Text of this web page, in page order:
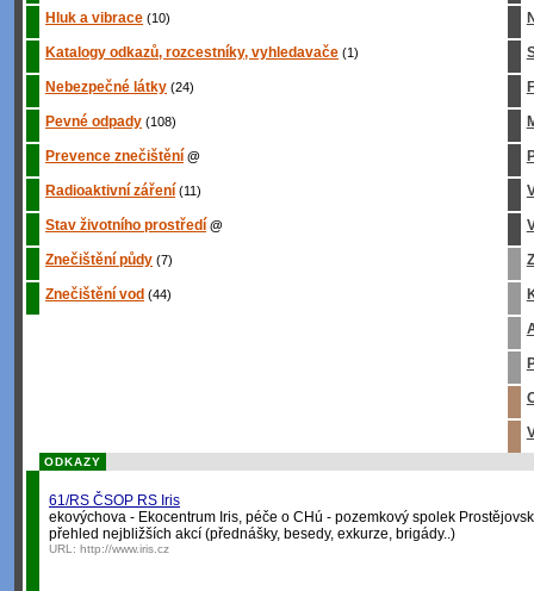
Hluk a vibrace (10)
Katalogy odkazů, rozcestníky, vyhledavače (1)
Nebezpečné látky (24)
Pevné odpady (108)
Prevence znečištění @
Radioaktivní záření (11)
Stav životního prostředí @
Znečištění půdy (7)
Znečištění vod (44)
ODKAZY
61/RS ČSOP RS Iris
ekovýchova - Ekocentrum Iris, péče o CHú - pozemkový spolek
přehled nejbližších akcí (přednášky, besedy, exkurze, brigády..)
URL: http://www.iris.cz